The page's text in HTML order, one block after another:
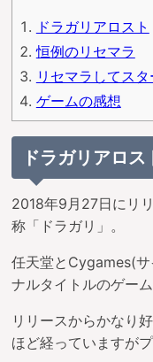
ドラガリアロスト
恒例のリセマラ
リセマラしてスタ
ゲームの感想
ドラガリアロス
2018年9月27日にリ
称「ドラガリ」。
任天堂とCygames(
ナルタイトルのゲーム
リリースからかなり
ほど経っていますが